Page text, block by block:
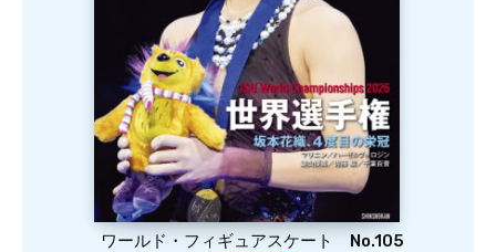
ワールド・フィギュアスケート No.105